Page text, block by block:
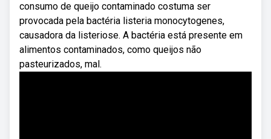
consumo de queijo contaminado costuma ser
provocada pela bactéria listeria monocytogenes,
causadora da listeriose. A bactéria está presente em
alimentos contaminados, como queijos não
pasteurizados, mal.